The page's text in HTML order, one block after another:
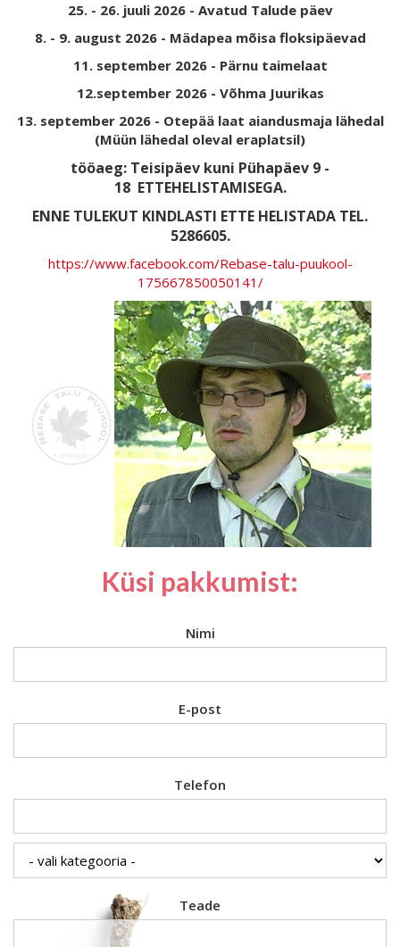
25. - 26. juuli 2026 - Avatud Talude päev
8. - 9. august 2026 - Mädapea mõisa floksipäevad
11. september 2026 - Pärnu taimelaat
12.september 2026 - Võhma Juurikas
13. september 2026 - Otepää laat aiandusmaja lähedal
(Müün lähedal oleval eraplatsil)
tööaeg: Teisipäev kuni Pühapäev 9 -
18 ETTEHELISTAMISEGA.
ENNE TULEKUT KINDLASTI ETTE HELISTADA TEL.
5286605.
https://www.facebook.com/Rebase-talu-puukool-
175667850050141/
Küsi pakkumist:
Nimi
E-post
Telefon
Teade